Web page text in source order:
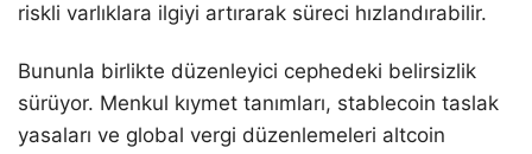
riskli varlıklara ilgiyi artırarak süreci hızlandırabilir.
Bununla birlikte düzenleyici cephedeki belirsizlik
sürüyor. Menkul kıymet tanımları, stablecoin taslak
yasaları ve global vergi düzenlemeleri altcoin